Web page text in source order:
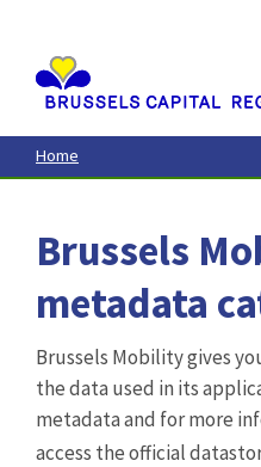
contenu
principal
Home
Brussels
metadata
Brussels Mobility gives
the data used in its
metadata and for more
access the official